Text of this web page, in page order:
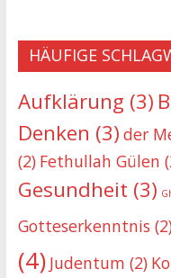
HÄUFIGE
Aufklärung (3)
Denken (3) der
(2) Fethullah Gülen
Gesundheit (3)
Gotteserkenntnis
(4) Judentum (2)